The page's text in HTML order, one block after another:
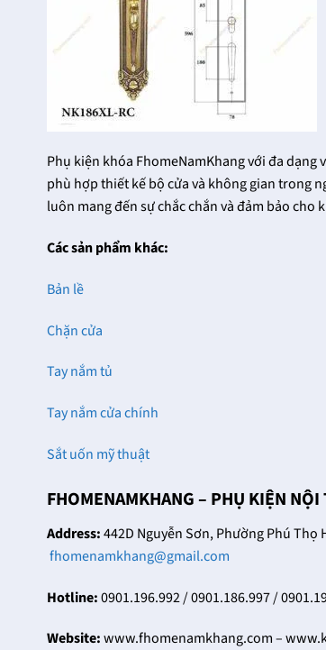
Phụ kiện khóa FhomeNamKhang với đa dạng
phù hợp thiết kế bộ cửa và không gian trong
luôn mang đến sự chắc chắn và đảm bảo cho
Các sản phẩm khác:
Bản lề
Chặn cửa
Tay nắm tủ
Tay nắm cửa chính
Sắt uốn mỹ thuật
FHOMENAMKHANG – PHỤ KIỆN
Address:442D Nguyễn Sơn, Phường Phú Thọ
fhomenamkhang@gmail.com
Hotline:0901.196.992 / 0901.186.997 /
Website:www.fhomenamkhang.com –